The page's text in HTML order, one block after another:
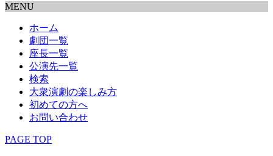
MENU
ホーム
劇団一覧
座長一覧
公演先一覧
検索
大衆演劇の楽しみ方
初めての方へ
お問い合わせ
PAGE TOP